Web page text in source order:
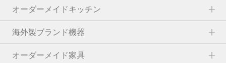
オーダーメイドキッチン
海外製ブランド機器
オーダーメイド家具